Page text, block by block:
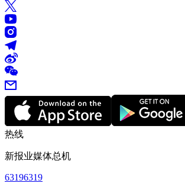
热线
新报业媒体总机
63196319